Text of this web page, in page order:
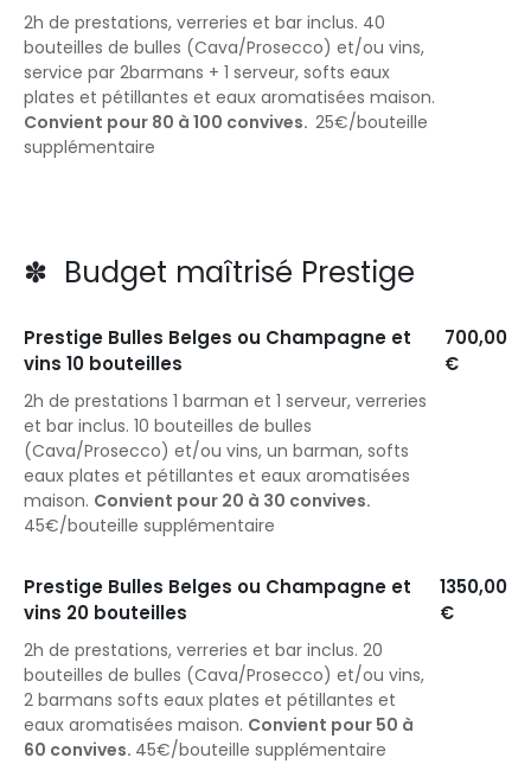
2h de prestations, verreries et bar inclus. 40
bouteilles de bulles (Cava/Prosecco) et/ou vins,
service par 2barmans + 1 serveur, softs eaux
plates et pétillantes et eaux aromatisées maison.
Convient pour 80 à 100 convives. 25€/bouteille
supplémentaire
✽ Budget maîtrisé Prestige
Prestige Bulles Belges ou Champagne et
vins 10 bouteilles
700,00
€
2h de prestations 1 barman et 1 serveur, verreries
et bar inclus. 10 bouteilles de bulles
(Cava/Prosecco) et/ou vins, un barman, softs
eaux plates et pétillantes et eaux aromatisées
maison. Convient pour 20 à 30 convives.
45€/bouteille supplémentaire
Prestige Bulles Belges ou Champagne et
vins 20 bouteilles
1350,00
€
2h de prestations, verreries et bar inclus. 20
bouteilles de bulles (Cava/Prosecco) et/ou vins,
2 barmans softs eaux plates et pétillantes et
eaux aromatisées maison. Convient pour 50 à
60 convives. 45€/bouteille supplémentaire